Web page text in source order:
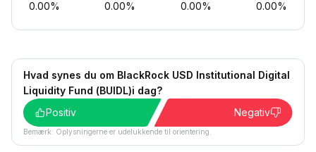
0.00% 0.00% 0.00% 0.00%
Hvad synes du om BlackRock USD Institutional Digital
Liquidity Fund (BUIDL)i dag?
Positiv
Negativ
Bemærk: Oplysningerne er udelukkende til orientering.